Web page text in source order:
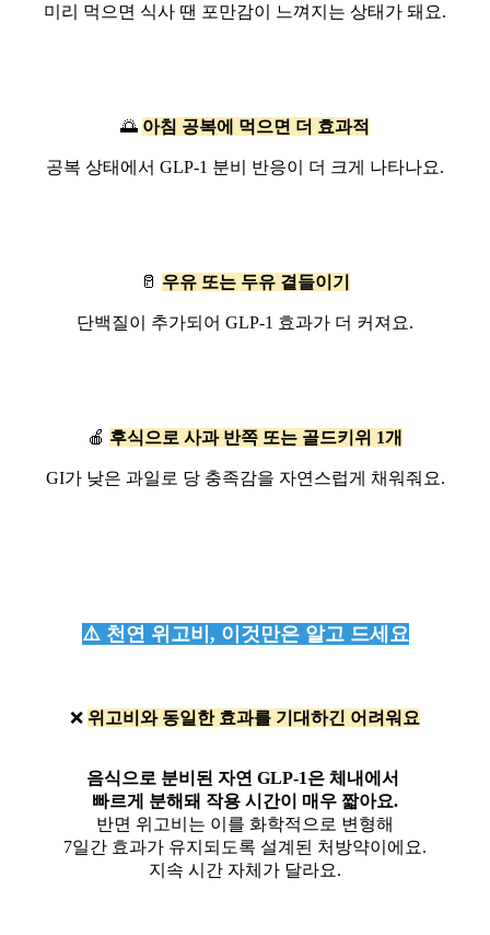
미리 먹으면 식사 땐 포만감이 느껴지는 상태가 돼요.
🌅 아침 공복에 먹으면 더 효과적
공복 상태에서 GLP-1 분비 반응이 더 크게 나타나요.
🥛 우유 또는 두유 곁들이기
단백질이 추가되어 GLP-1 효과가 더 커져요.
🍎 후식으로 사과 반쪽 또는 골드키위 1개
GI가 낮은 과일로 당 충족감을 자연스럽게 채워줘요.
⚠️ 천연 위고비, 이것만은 알고 드세요
❌ 위고비와 동일한 효과를 기대하긴 어려워요
음식으로 분비된 자연 GLP-1은 체내에서
빠르게 분해돼 작용 시간이 매우 짧아요.
반면 위고비는 이를 화학적으로 변형해
7일간 효과가 유지되도록 설계된 처방약이에요.
지속 시간 자체가 달라요.